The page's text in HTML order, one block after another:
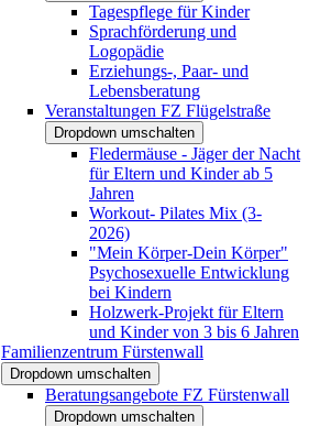
Tagespflege für Kinder
Sprachförderung und
Logopädie
Erziehungs-, Paar- und
Lebensberatung
Veranstaltungen FZ Flügelstraße
Dropdown umschalten
Fledermäuse - Jäger der Nacht
für Eltern und Kinder ab 5
Jahren
Workout- Pilates Mix (3-
2026)
"Mein Körper-Dein Körper"
Psychosexuelle Entwicklung
bei Kindern
Holzwerk-Projekt für Eltern
und Kinder von 3 bis 6 Jahren
Familienzentrum Fürstenwall
Dropdown umschalten
Beratungsangebote FZ Fürstenwall
Dropdown umschalten